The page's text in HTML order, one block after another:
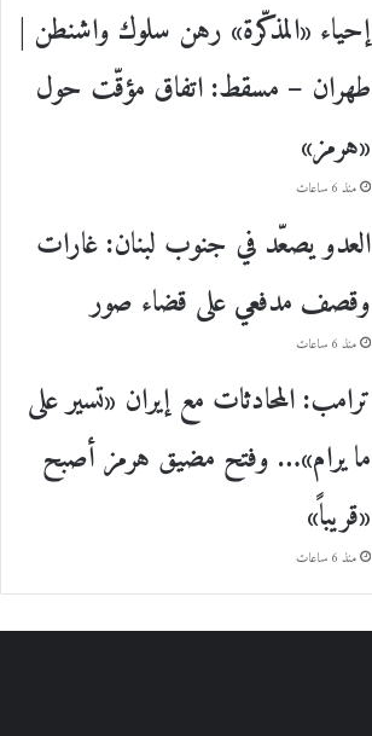
إحياء «المذكّرة» رهن سلوك واشنطن |
طهران – مسقط: اتفاق مؤقّت حول
«هرمز»
منذ 6 ساعات
العدو يصعّد في جنوب لبنان: غارات
وقصف مدفعي على قضاء صور
منذ 6 ساعات
ترامب: المحادثات مع إيران «تسير على
ما يرام»… وفتح مضيق هرمز أصبح
«قريباً»
منذ 6 ساعات